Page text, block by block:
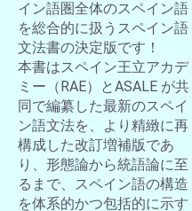
イン語圏全体のスペイン語
を総合的に扱うスペイン語
文法書の決定版です！
本書はスペイン王立アカデ
ミー（RAE）とASALE が共
同で編纂した最新のスペイ
ン語文法を、より精緻に再
構成した改訂増補版であ
り、形態論から統語論に至
るまで、スペイン語の構造
を体系的かつ包括的に示す